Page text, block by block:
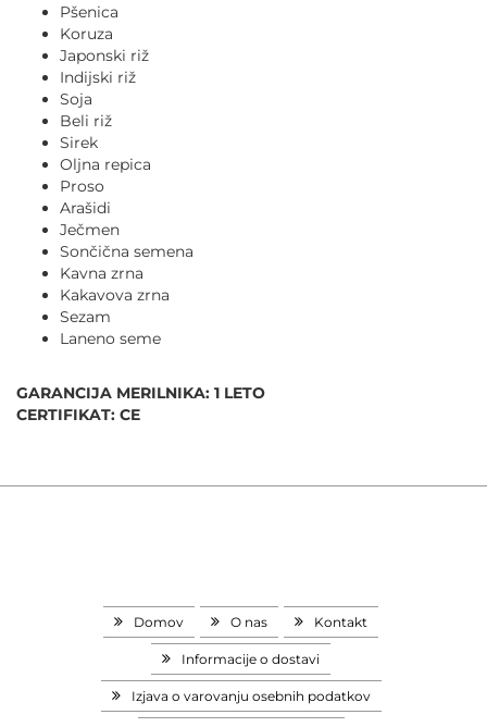
Pšenica
Koruza
Japonski riž
Indijski riž
Soja
Beli riž
Sirek
Oljna repica
Proso
Arašidi
Ječmen
Sončična semena
Kavna zrna
Kakavova zrna
Sezam
Laneno seme
GARANCIJA MERILNIKA: 1 LETO
CERTIFIKAT: CE
Domov O nas Kontakt
Informacije o dostavi
Izjava o varovanju osebnih podatkov